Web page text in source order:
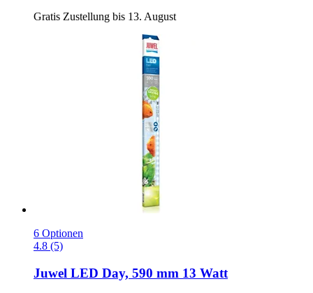
Gratis Zustellung bis 13. August
6 Optionen
4.8 (5)
Juwel LED Day, 590 mm 13 Watt